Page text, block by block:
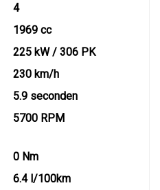
4
1969 cc
225 kW / 306 PK
230 km/h
5.9 seconden
5700 RPM
0 Nm
6.4 l/100km